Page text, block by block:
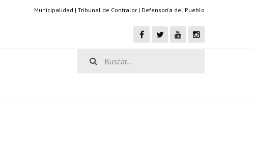
Municipalidad | Tribunal de Contralor | Defensoría del Pueblo